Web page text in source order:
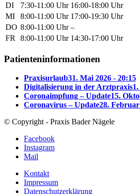
DI
7:30-11:00 Uhr 16:00-18:00 Uhr
MI
8:00-11:00 Uhr 17:00-19:30 Uhr
DO 8:00-11:00 Uhr –
FR
8:00-11:00 Uhr 14:30-17:00 Uhr
Patienteninformationen
Praxisurlaub31. Mai 2026 - 20:15
Digitalisierung in der Arztpraxis
Coronaimpfung – Update15.
Coronavirus – Update28.
© Copyright - Praxis Bader Nägele
Facebook
Instagram
Mail
Kontakt
Impressum
Datenschutzerklärung